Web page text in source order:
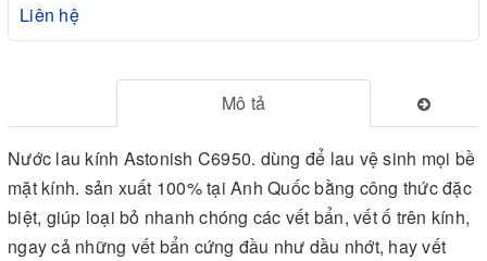
Liên hệ
Mô tả
Nước lau kính Astonish C6950. dùng để lau vệ sinh mọi bề
mặt kính. sản xuất 100% tại Anh Quốc bằng công thức đặc
biệt, giúp loại bỏ nhanh chóng các vết bẩn, vết ố trên kính,
ngay cả những vết bẩn cứng đầu như dầu nhớt, hay vết